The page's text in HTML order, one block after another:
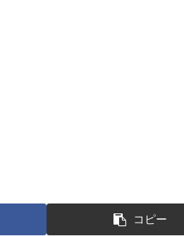
コピー